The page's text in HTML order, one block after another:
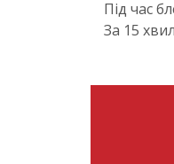
Під час
За 15